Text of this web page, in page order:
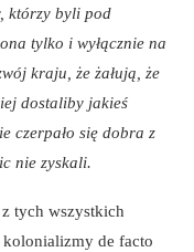
którzy byli pod
tylko i wyłącznie na
kraju, że żałują, że
dostaliby jakieś
czerpało się dobra z
nie zyskali.
tych wszystkich
de facto